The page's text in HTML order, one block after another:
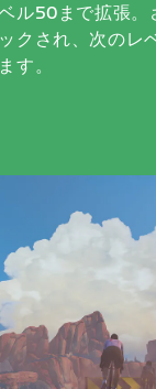
ル50まで拡張。
クされ、次のレ
す。